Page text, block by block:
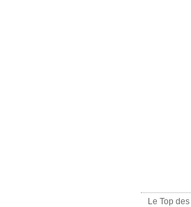
Le Top des